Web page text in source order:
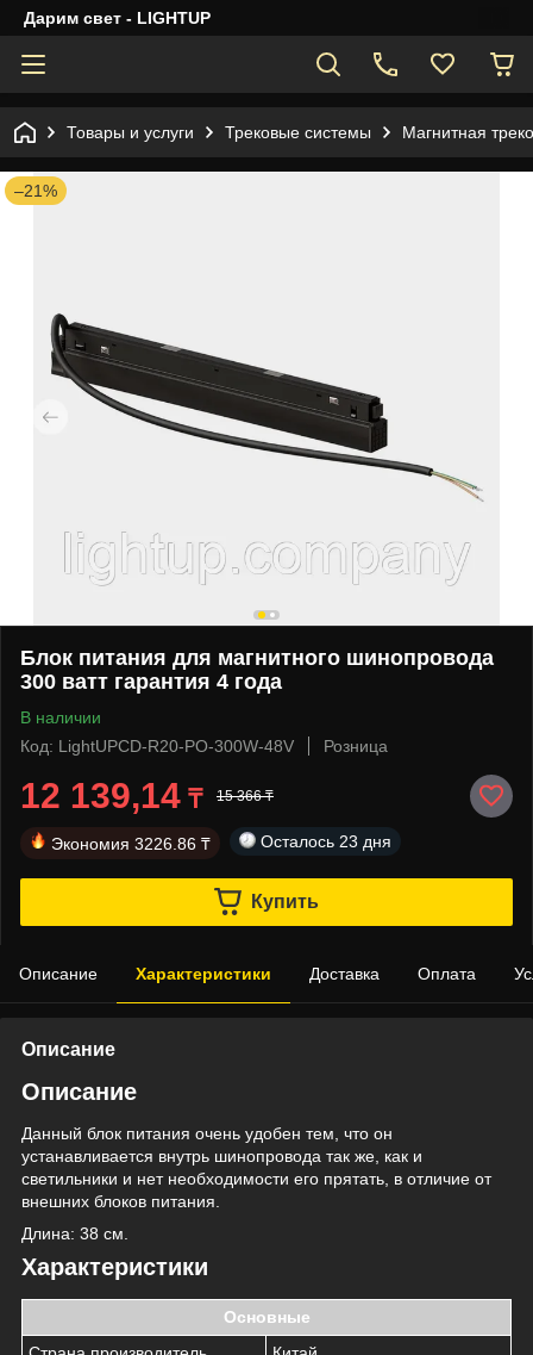
Дарим свет - LIGHTUP
Товары и услуги Трековые системы Магнитная
–21%
Блок питания для магнитного шинопровода
300 ватт гарантия 4 года
В наличии
Код: LightUPCD-R20-PO-300W-48V
Розница
12 139,14 ₸ 15 366 ₸
Экономия 3226.86 ₸ Осталось 23 дня
Купить
Описание Характеристики Доставка Оплата
Описание
Описание
Данный блок питания очень удобен тем, что он
устанавливается внутрь шинопровода так же, как и
светильники и нет необходимости его прятать, в отличие от
внешних блоков питания.
Длина: 38 см.
Характеристики
Основные